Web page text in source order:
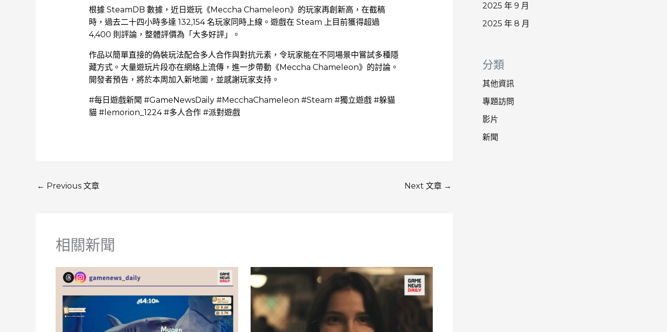
根據 SteamDB 數據，近日遊玩《Meccha Chameleon》的玩家再創新高，在截稿
時，過去二十四小時多達 132,154 名玩家同時上線。遊戲在 Steam 上目前獲得超過
4,400 則評論，整體評價為「大多好評」。
作品以簡單直接的偽裝玩法配合多人合作與對抗元素，令玩家能在不同場景中嘗試多種隱
藏方式。大量遊玩片段亦在網絡上流傳，進一步帶動《Meccha Chameleon》的討論。
開發者預告，將於本周加入新地圖，並感謝玩家支持。
#每日遊戲新聞 #GameNewsDaily #MecchaChameleon #Steam #獨立遊戲 #躲貓
貓 #lemorion_1224 #多人合作 #派對遊戲
← Previous 文章 Next 文章 →
相關新聞
2025 年 9 月
2025 年 8 月
分類
其他資訊
專題訪問
影片
新聞